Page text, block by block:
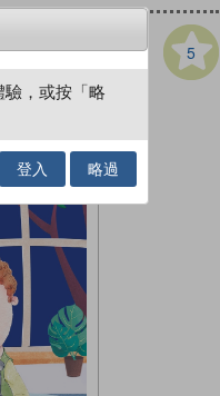
5
，或按「略
登入 略過